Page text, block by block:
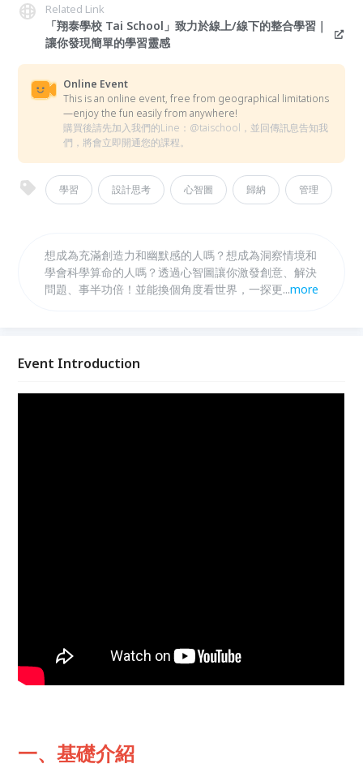
Related Link
「翔泰學校 Tai School」致力於線上/線下的整合學習｜
讓你發現簡單的學習靈感
Online Event
This is an online event, free from geographical limitations
—enjoy the fun easily from anywhere!
購買後請先加入我們的Line：@taischool，並回傳訊息告知我
們，將會立即開通您的課程。
學習 設計思考 心智圖 歸納 管理
想成為充滿創造力和幽默感的人嗎？想成為洞察情境和
學會科學算命的人嗎？透過心智圖讓你激發創意、解決
問題、事半功倍！並能換個角度看世界，一探更多美
...more
Event Introduction
一、基礎介紹